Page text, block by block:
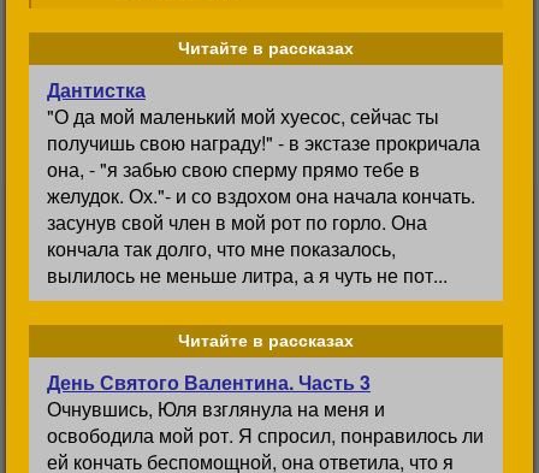
Читайте в рассказах
Дантистка
"О да мой маленький мой хуесос, сейчас ты
получишь свою награду!" - в экстазе прокричала
она, - "я забью свою сперму прямо тебе в
желудок. Ох."- и со вздохом она начала кончать.
засунув свой член в мой рот по горло. Она
кончала так долго, что мне показалось,
вылилось не меньше литра, а я чуть не пот...
Читайте в рассказах
День Святого Валентина. Часть 3
Очнувшись, Юля взглянула на меня и
освободила мой рот. Я спросил, понравилось ли
ей кончать беспомощной, она ответила, что я